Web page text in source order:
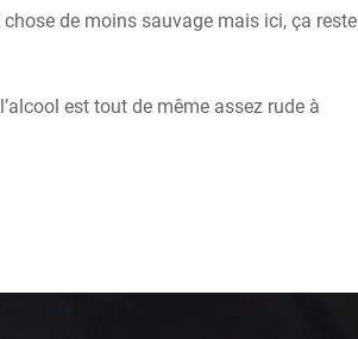
chose de moins sauvage mais ici, ça reste
est tout de même assez rude à